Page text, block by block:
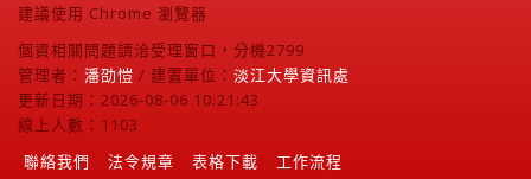
建議使用 Chrome 瀏覽器
個資相關問題請洽受理窗口，分機2799
管理者： 潘劭愷 / 建置單位： 淡江大學資訊處
更新日期：2026-08-06 10:21:43
線上人數：1103
聯絡我們
法令規章 表格下載
工作流程